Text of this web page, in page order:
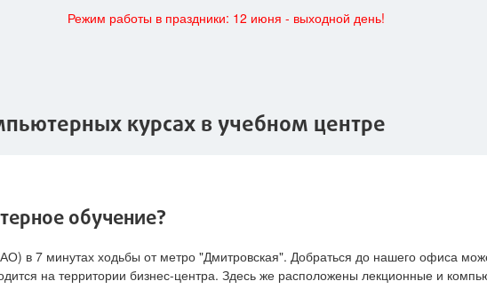
Режим работы в праздники: 12 июня - выходной день!
курсах в учебном центре
обучение?
в 7 минутах ходьбы от метро "Дмитровская". Добраться до нашего офиса
на территории бизнес-центра. Здесь же расположены лекционные и